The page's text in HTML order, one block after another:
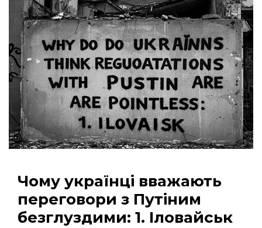
Чому українці вважають
переговори з Путіним
безглуздими: 1. Іловайськ